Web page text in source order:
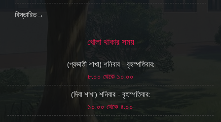
বিস্তারিত→
খোলা থাকার সময়
(প্রভাতী শাখা) শনিবার - বৃহস্পতিবার:
৮.০০ থেকে ১০.০০
(দিবা শাখা) শনিবার - বৃহস্পতিবার:
১০.০০ থেকে ৪.০০